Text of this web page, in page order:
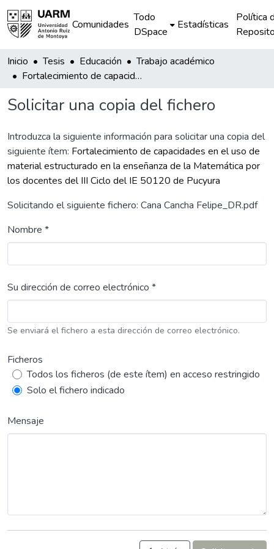
Comunidades
Todo
DSpace
Estadísticas
Política
Inicio Tesis Educación
Trabajo académico
Fortalecimiento de capacidades en el uso de material estructurado en la enseñanza de la Matemática por los docentes del III Ciclo del IE 50120 de Pucyura
Solicitar una copia del fichero
Introduzca la siguiente información para solicitar una copia del
siguiente ítem: Fortalecimiento de capacidades en el uso de
material estructurado en la enseñanza de la Matemática por
los docentes del III Ciclo del IE 50120 de Pucyura
Solicitando el siguiente fichero: Cana Cancha Felipe_DR.pdf
Nombre *
Su dirección de correo electrónico *
Se enviará el fichero a esta dirección de correo electrónico.
Ficheros
Todos los ficheros (de este ítem) en acceso restringido
Solo el fichero indicado
Mensaje